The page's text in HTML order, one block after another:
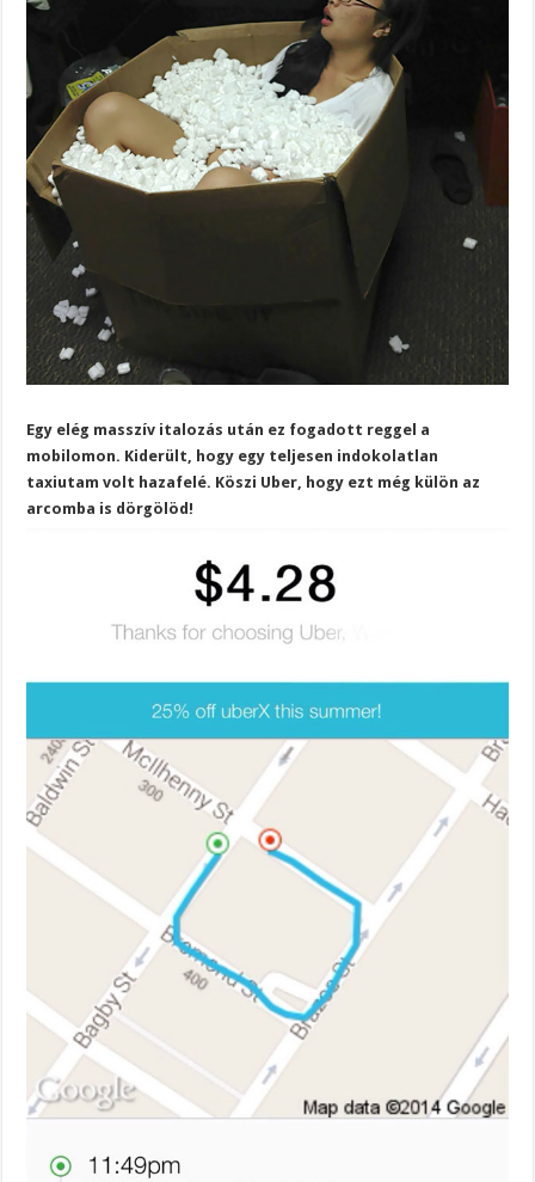
Egy elég masszív italozás után ez fogadott reggel a
mobilomon. Kiderült, hogy egy teljesen indokolatlan
taxiutam volt hazafelé. Köszi Uber, hogy ezt még külön az
arcomba is dörgölöd!